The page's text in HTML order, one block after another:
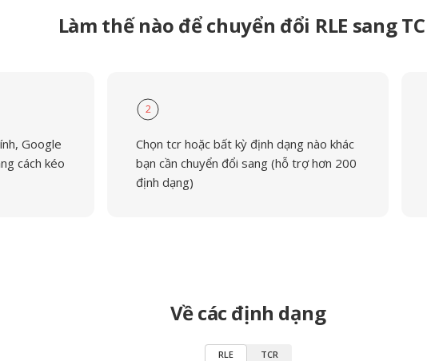
Làm thế nào để chuyển đổi RLE sang
Google
cách kéo
2
Chọn tcr hoặc bất kỳ định dạng nào khác
bạn cần chuyển đổi sang (hỗ trợ hơn 200
định dạng)
Về các định dạng
RLE TCR